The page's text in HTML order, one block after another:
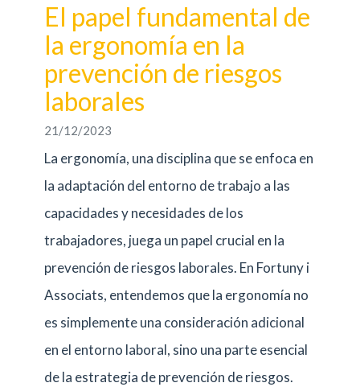
El papel fundamental de
la ergonomía en la
prevención de riesgos
laborales
21/12/2023
La ergonomía, una disciplina que se enfoca en
la adaptación del entorno de trabajo a las
capacidades y necesidades de los
trabajadores, juega un papel crucial en la
prevención de riesgos laborales. En Fortuny i
Associats, entendemos que la ergonomía no
es simplemente una consideración adicional
en el entorno laboral, sino una parte esencial
de la estrategia de prevención de riesgos.